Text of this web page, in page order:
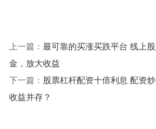
上一篇： 最可靠的买涨买跌平台 线上
金，放大收益
下一篇： 股票杠杆配资十倍利息 配资
收益并存？